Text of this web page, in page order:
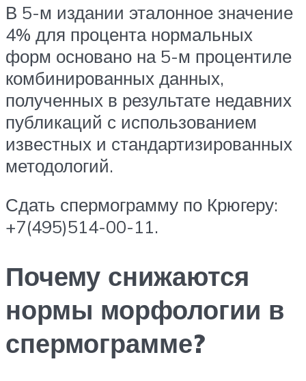
В 5-м издании эталонное значение
4% для процента нормальных
форм основано на 5-м процентиле
комбинированных данных,
полученных в результате недавних
публикаций с использованием
известных и стандартизированных
методологий.
Сдать спермограмму по Крюгеру:
+7(495)514-00-11.
Почему снижаются
нормы морфологии в
спермограмме?